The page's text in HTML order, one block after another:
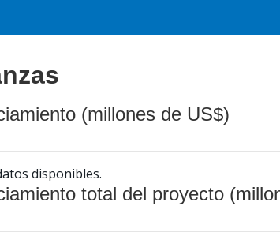
(millones de US$)
disponibles.
total del proyecto